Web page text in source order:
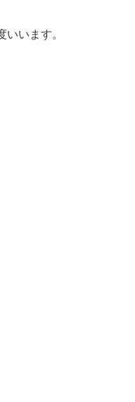
います。